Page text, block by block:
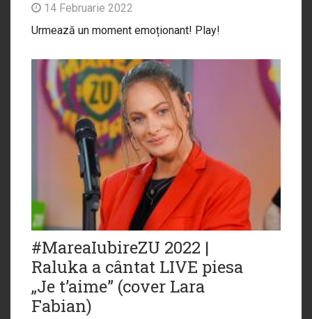
14 Februarie 2022
Urmează un moment emoționant! Play!
#MareaIubireZU 2022 |
Raluka a cântat LIVE piesa
„Je t’aime” (cover Lara
Fabian)